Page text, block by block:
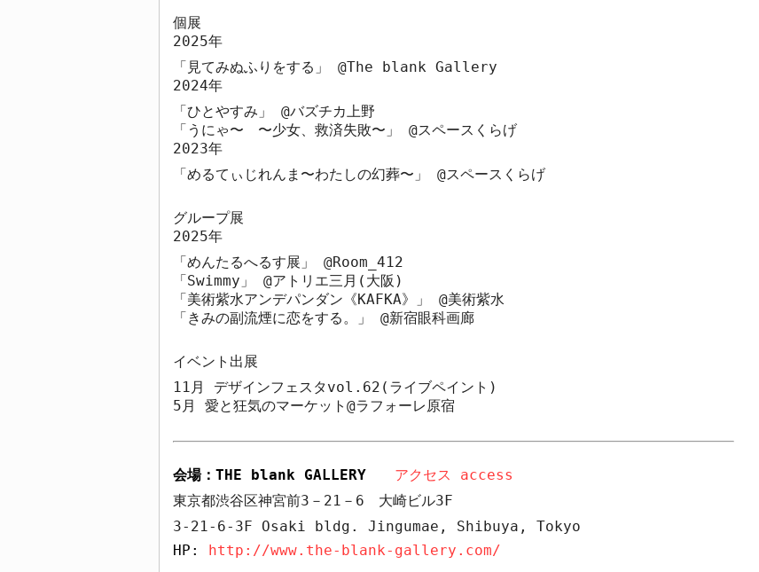
個展
2025年
「見てみぬふりをする」 @The blank Gallery
2024年
「ひとやすみ」 @バズチカ上野
「うにゃ〜 〜少女、救済失敗〜」 @スペースくらげ
2023年
「めるてぃじれんま〜わたしの幻葬〜」 @スペースくらげ
グループ展
2025年
「めんたるへるす展」 @Room_412
「Swimmy 」 @アトリエ三月 ( 大阪 )
「美術紫水アンデパンダン《KAFKA》」 @美術紫水
「きみの副流煙に恋をする。」 @新宿眼科画廊
イベント出展
11月 デザインフェスタvol.62( ライブペイント )
5月 愛と狂気のマーケット @ラフォーレ原宿
会場： THE blank GALLERY アクセス access
東京都渋谷区神宮前3 － 21 － 6 大崎ビル3F
3-21-6-3F Osaki bldg. Jingumae, Shibuya, Tokyo
HP: http://www.the-blank-gallery.com/